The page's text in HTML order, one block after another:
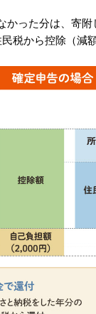
かった分は、寄
税から控除（減